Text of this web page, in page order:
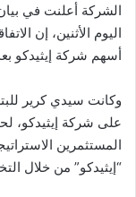
الشركة أعلنت في
أسهم شركة إيثيدكو
وكانت سيدي كرير
على شركة إيثيدكو،
المستثمرين
“إيثيدكو” من خلال